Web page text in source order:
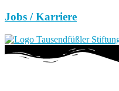
Jobs / Karriere